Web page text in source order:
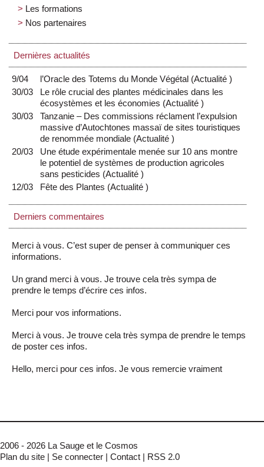
Les formations
Nos partenaires
Dernières actualités
9/04 l’Oracle des Totems du Monde Végétal (Actualité)
30/03
Le rôle crucial des plantes médicinales dans les
écosystèmes et les économies (Actualité)
30/03
Tanzanie – Des commissions réclament l’expulsion
massive d’Autochtones massaï de sites touristiques
de renommée mondiale (Actualité)
20/03
Une étude expérimentale menée sur 10 ans montre
le potentiel de systèmes de production agricoles
sans pesticides (Actualité)
12/03
Fête des Plantes (Actualité)
Derniers commentaires
Merci à vous. C’est super de penser à communiquer ces
informations.
Un grand merci à vous. Je trouve cela très sympa de
prendre le temps d’écrire ces infos.
Merci pour vos informations.
Merci à vous. Je trouve cela très sympa de prendre le temps
de poster ces infos.
Hello, merci pour ces infos. Je vous remercie vraiment
2006 - 2026 La Sauge et le Cosmos
Plan du site | Se connecter | Contact | RSS 2.0